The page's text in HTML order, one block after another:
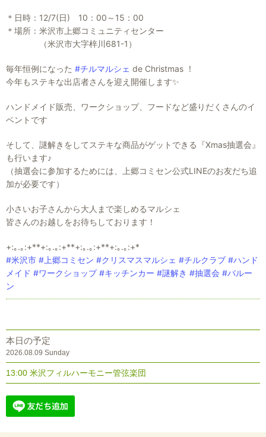
＊日時：12/7(日) 10：00～15：00
＊場所：米沢市上郷コミュニティセンター
（米沢市大字梓川681-1）
毎年恒例になった #チルマルシェ de Christmas ！
今年もステキな出店者さんを迎え開催します✨
ハンドメイド販売、ワークショップ、フードなど盛りだくさんのイ
ベントです
そして、謎解きをしてステキな商品がゲットできる『Xmas抽選会』
も行います♪
（抽選会に参加するためには、上郷コミセン公式LINEのお友だち追
加が必要です）
小さいお子さんから大人まで楽しめるマルシェ
皆さんのお越しをお待ちしております！
+:｡.｡:+**+:｡.｡:+**+:｡.｡:+**+:｡.｡:+*
#米沢市 #上郷コミセン #クリスマスマルシェ #チルクラブ #ハンド
メイド #ワークショップ #キッチンカー #謎解き #抽選会 #バルー
ン
本日の予定
2026.08.09 Sunday
13:00 米沢フィルハーモニー管弦楽団